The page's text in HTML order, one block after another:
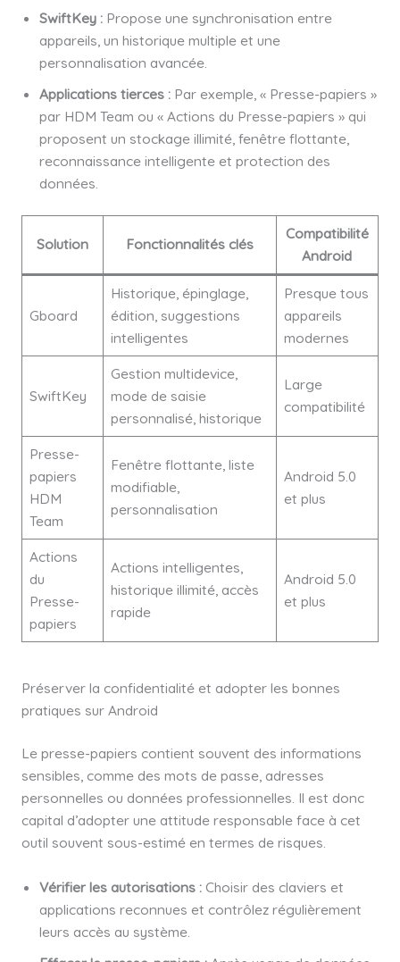
SwiftKey :Propose une synchronisation entre
appareils, un historique multiple et une
personnalisation avancée.
Applications tierces :Par exemple, « Presse-papiers »
par HDM Team ou « Actions du Presse-papiers » qui
proposent un stockage illimité, fenêtre flottante,
reconnaissance intelligente et protection des
données.
Solution Fonctionnalités clés
Compatibilité
Android
Gboard
Historique, épinglage,
édition, suggestions
intelligentes
Presque tous
appareils
modernes
SwiftKey
Gestion multidevice,
mode de saisie
personnalisé, historique
Large
compatibilité
Presse-
papiers
HDM
Team
Fenêtre flottante, liste
modifiable,
personnalisation
Android 5.0
et plus
Actions
du
Presse-
papiers
Actions intelligentes,
historique illimité, accès
rapide
Android 5.0
et plus
Préserver la confidentialité et adopter les bonnes
pratiques sur Android
Le presse-papiers contient souvent des informations
sensibles, comme des mots de passe, adresses
personnelles ou données professionnelles. Il est donc
capital d’adopter une attitude responsable face à cet
outil souvent sous-estimé en termes de risques.
Vérifier les autorisations :Choisir des claviers et
applications reconnues et contrôlez régulièrement
leurs accès au système.